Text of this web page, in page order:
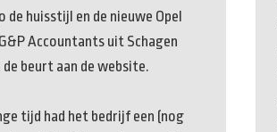
de huisstijl en de nieuwe Opel
Accountants uit Schagen
beurt aan de website.
tijd had het bedrijf een (nog